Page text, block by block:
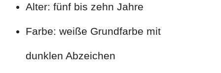
Alter: fünf bis zehn Jahre
Farbe: weiße Grundfarbe mit
dunklen Abzeichen